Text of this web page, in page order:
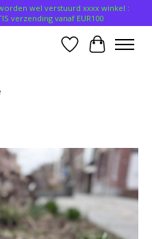
wel verstuurd xxxx winkel :
verzending vanaf EUR100
Verlanglijst
Items